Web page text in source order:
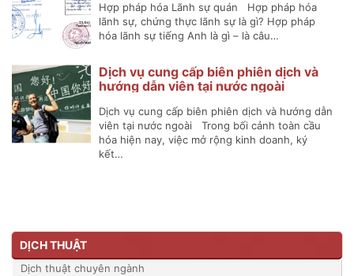
Hợp pháp hóa Lãnh sự quán Hợp pháp hóa
lãnh sự, chứng thực lãnh sự là gì? Hợp pháp
hóa lãnh sự tiếng Anh là gì – là câu…
Dịch vụ cung cấp biên phiên dịch và
hướng dẫn viên tại nước ngoài
Dịch vụ cung cấp biên phiên dịch và hướng dẫn
viên tại nước ngoài Trong bối cảnh toàn cầu
hóa hiện nay, việc mở rộng kinh doanh, ký
kết…
DỊCH THUẬT
Dịch thuật chuyên ngành